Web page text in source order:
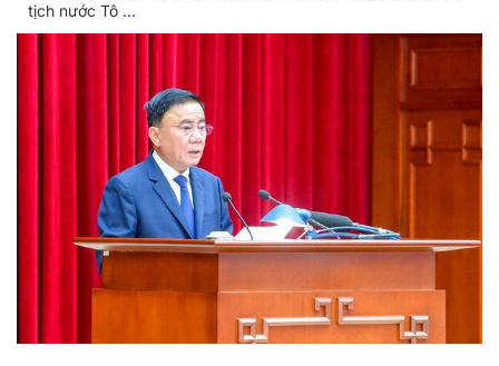
tịch nước Tô ...